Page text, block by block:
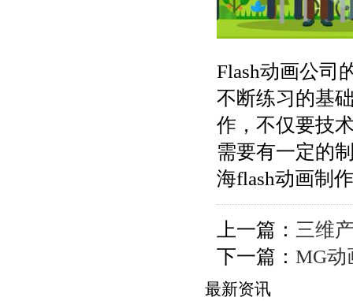
Flash动画公司
不断练习的基
作，不仅要技
需要有一定的
海flash动画制
上一篇： 三维
下一篇： MG动
最新资讯